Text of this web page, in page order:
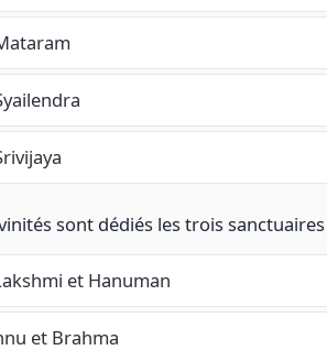
sont dédiés les trois
et Hanuman
et Brahma